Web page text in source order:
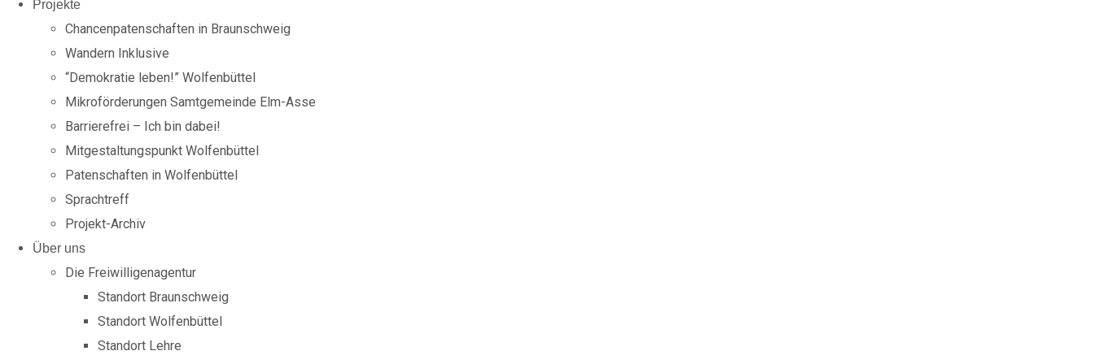
Projekte
Chancen­patenschaften in Braunschweig
Wandern Inklusive
“Demokratie leben!” Wolfenbüttel
Mikroförderungen Samtgemeinde Elm-Asse
Barrierefrei – Ich bin dabei!
Mitgestaltungspunkt Wolfenbüttel
Patenschaften in Wolfenbüttel
Sprachtreff
Projekt-Archiv
Über uns
Die Freiwilligenagentur
Standort Braunschweig
Standort Wolfenbüttel
Standort Lehre